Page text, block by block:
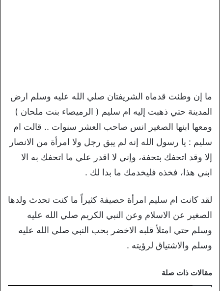
ما إن وطئت قدماه الشريفتان صلي الله عليه وسلم ارض
المدينة حتي ذهبت إليه ام سليم ( الرميصاء بنت ملحان )
ومعها ابنها الصغير انس صاحب العشر سنوات .. قالت ام
سليم : يا رسول الله إنه لم يبق رجل ولا امرأة من الانصار
إلا وقد اتحفك بتحفة، وإني لا اقدر علي ما اتحفك به الا
ابني هذا، فخذه فليخدمك ما بدا لك .
لقد كانت ام سليم امرأة حصيفة كثيراً ما كنت تحدث ولدها
الصغير عن الاسلام وعن النبي الكريم صلي الله عليه
وسلم حتي امتلأ قلبه الاخضر بحب النبي صلي الله عليه
وسلم والاشتياق لرؤيته .
مقالات ذات صلة